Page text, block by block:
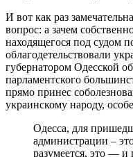
И вот как раз
вопрос: а зачем
находящегося под судом
облагодетельствовали
губернатором Одесской
парламентского
прямо принес
украинскому народу,
Одесса, для
администрации –
разумеется, это — и